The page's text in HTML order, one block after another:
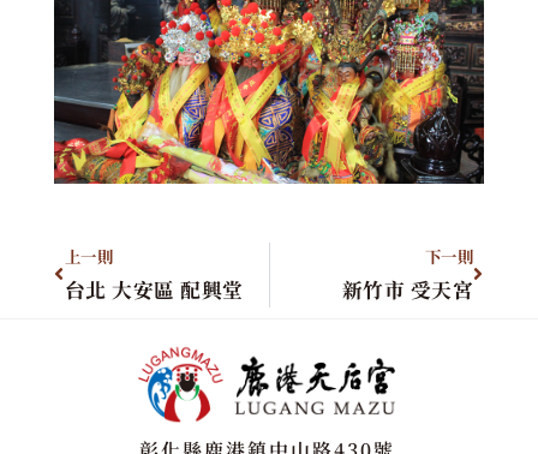
上一則
台北 大安區 配興堂
下一則
新竹市 受天宮